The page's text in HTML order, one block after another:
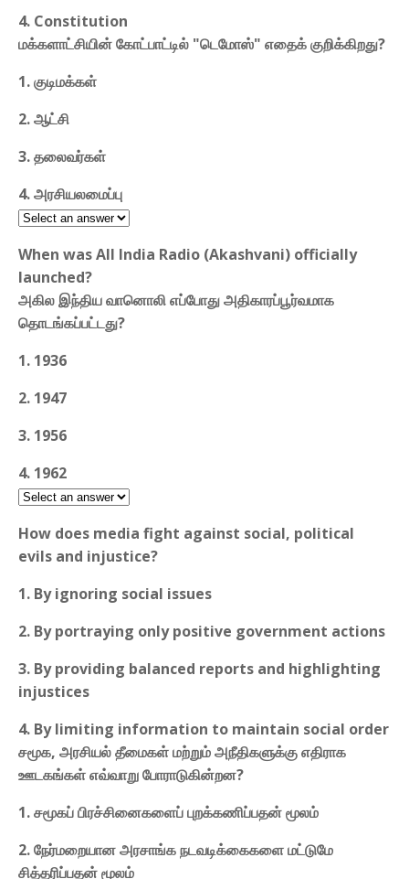
4. Constitution
மக்களாட்சியின் கோட்பாட்டில் "டெமோஸ்" எதைக் குறிக்கிறது?
1. குடிமக்கள்
2. ஆட்சி
3. தலைவர்கள்
4. அரசியலமைப்பு
When was All India Radio (Akashvani) officially
launched?
அகில இந்திய வானொலி எப்போது அதிகாரப்பூர்வமாக
தொடங்கப்பட்டது?
1. 1936
2. 1947
3. 1956
4. 1962
How does media fight against social, political
evils and injustice?
1. By ignoring social issues
2. By portraying only positive government actions
3. By providing balanced reports and highlighting
injustices
4. By limiting information to maintain social order
சமூக, அரசியல் தீமைகள் மற்றும் அநீதிகளுக்கு எதிராக
ஊடகங்கள் எவ்வாறு போராடுகின்றன?
1. சமூகப் பிரச்சினைகளைப் புறக்கணிப்பதன் மூலம்
2. நேர்மறையான அரசாங்க நடவடிக்கைகளை மட்டுமே
சித்தரிப்பதன் மூலம்